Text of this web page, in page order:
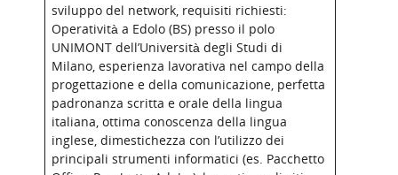
sviluppo del network, requisiti richiesti:
Operatività a Edolo (BS) presso il polo
UNIMONT dell’Università degli Studi di
Milano, esperienza lavorativa nel campo della
progettazione e della comunicazione, perfetta
padronanza scritta e orale della lingua
italiana, ottima conoscenza della lingua
inglese, dimestichezza con l’utilizzo dei
principali strumenti informatici (es. Pacchetto